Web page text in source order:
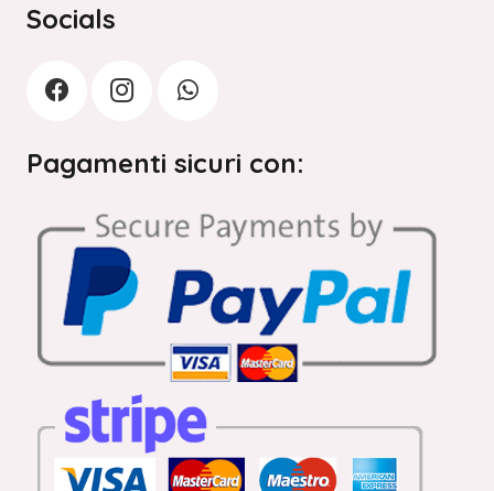
Socials
Pagamenti sicuri con: